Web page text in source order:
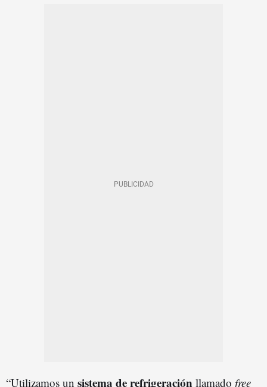
“Utilizamos un sistema de refrigeración llamado free